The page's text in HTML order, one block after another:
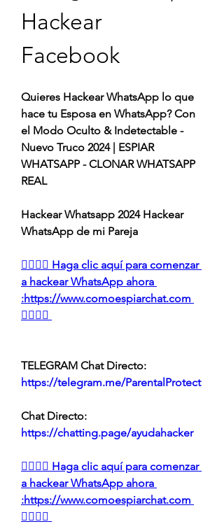
Hackear
Facebook
Quieres Hackear WhatsApp lo que
hace tu Esposa en WhatsApp? Con
el Modo Oculto & Indetectable -
Nuevo Truco 2024 | ESPIAR
WHATSAPP - CLONAR WHATSAPP
REAL
Hackear Whatsapp 2024 Hackear
WhatsApp de mi Pareja
👉🏻👉🏻 Haga clic aquí para comenzar
a hackear WhatsApp ahora
:https://www.comoespiarchat.com
👈🏻👈🏻
TELEGRAM Chat Directo:
https://telegram.me/ParentalProtect
Chat Directo:
https://chatting.page/ayudahacker
👉🏻👉🏻 Haga clic aquí para comenzar
a hackear WhatsApp ahora
:https://www.comoespiarchat.com
👈🏻👈🏻